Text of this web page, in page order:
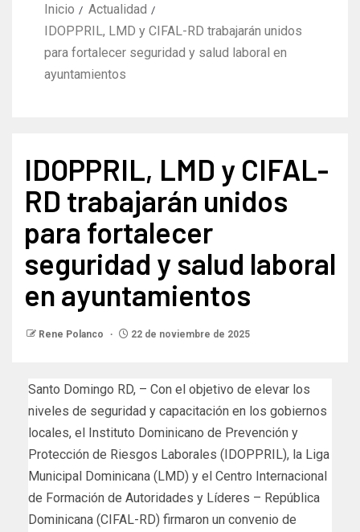
Inicio
Actualidad
IDOPPRIL, LMD y CIFAL-RD trabajarán unidos
para fortalecer seguridad y salud laboral en
ayuntamientos
IDOPPRIL, LMD y CIFAL-
RD trabajarán unidos
para fortalecer
seguridad y salud laboral
en ayuntamientos
Rene Polanco 22 de noviembre de 2025
Santo Domingo RD, – Con el objetivo de elevar los
niveles de seguridad y capacitación en los gobiernos
locales, el Instituto Dominicano de Prevención y
Protección de Riesgos Laborales (IDOPPRIL), la Liga
Municipal Dominicana (LMD) y el Centro Internacional
de Formación de Autoridades y Líderes – República
Dominicana (CIFAL-RD) firmaron un convenio de